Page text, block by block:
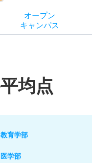
オープン
キャンパス
均点
教育学部
医学部